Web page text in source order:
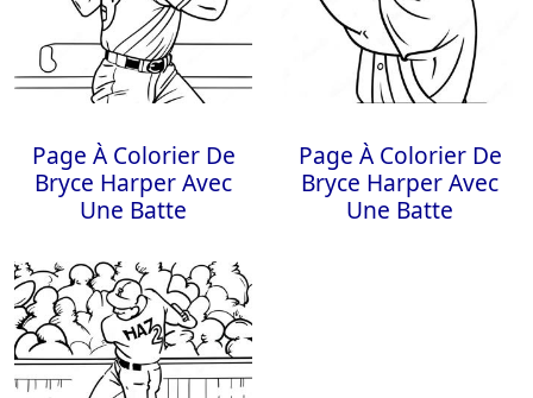
Page À Colorier De
Bryce Harper Avec
Une Batte
Page À Colorier De
Bryce Harper Avec
Une Batte